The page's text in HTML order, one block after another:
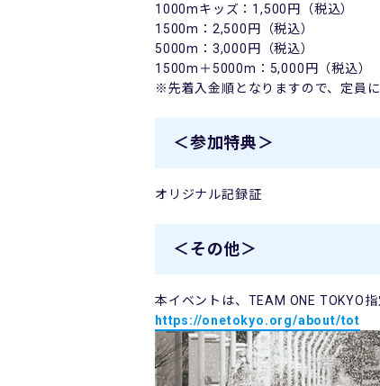
1000mキッズ：1,500円（税込）
1500m：2,500円（税込）
5000m：3,000円（税込）
1500m＋5000m：5,000円（税込）
※先着入金順となりますので、定員
＜参加特典＞
オリジナル記録証
＜その他＞
本イベントは、TEAM ONE TOKYO指
https://onetokyo.org/about/tot